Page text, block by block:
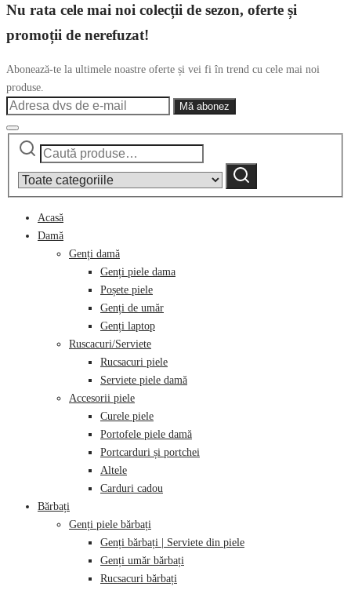
Nu rata cele mai noi colecții de sezon, oferte și
promoții de nerefuzat!
Abonează-te la ultimele noastre oferte și vei fi în trend cu cele mai noi
produse.
Caută
category:
Caută
Acasă
Damă
Genți damă
Genți piele dama
Poșete piele
Genți de umăr
Genți laptop
Ruscacuri/Serviete
Rucsacuri piele
Serviete piele damă
Accesorii piele
Curele piele
Portofele piele damă
Portcarduri și portchei
Altele
Carduri cadou
Bărbați
Genți piele bărbați
Genți bărbați | Serviete din piele
Genți umăr bărbați
Rucsacuri bărbați